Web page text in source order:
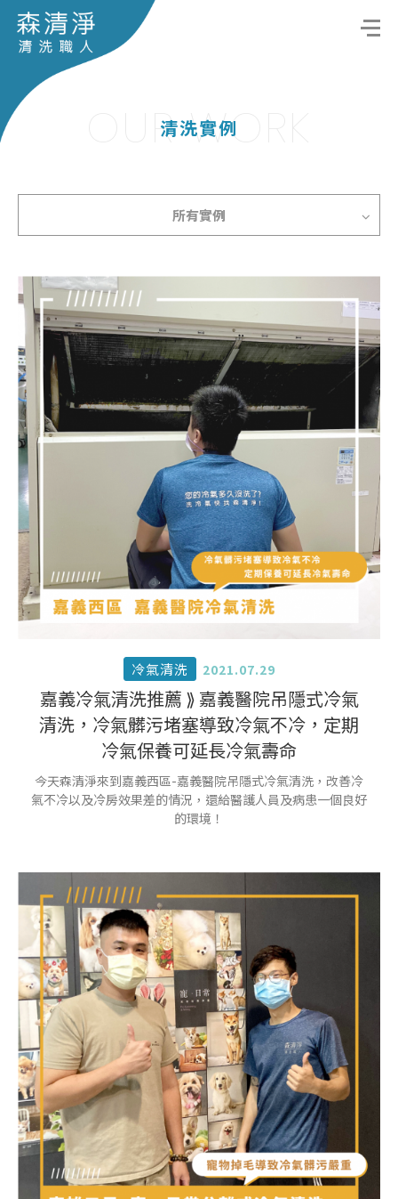
OUR WORK
清洗實例
所有實例
冷氣清洗 2021.07.29
嘉義冷氣清洗推薦 ⟫ 嘉義醫院吊隱式冷氣
清洗，冷氣髒污堵塞導致冷氣不冷，定期
冷氣保養可延長冷氣壽命
今天森清淨來到嘉義西區-嘉義醫院吊隱式冷氣清洗，改善冷
氣不冷以及冷房效果差的情況，還給醫護人員及病患一個良好
的環境！